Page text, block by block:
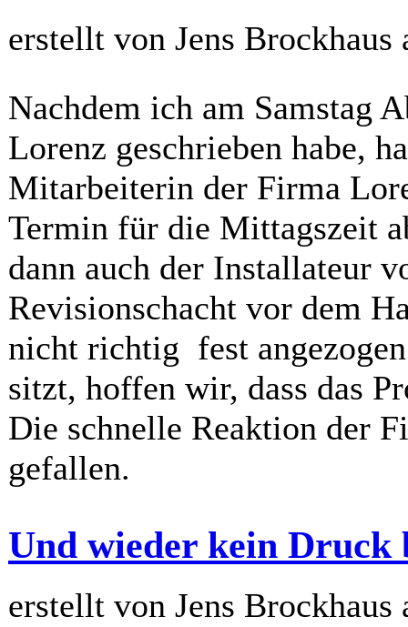
erstellt von Jens Brockhaus
Nachdem ich am Samstag
Lorenz geschrieben habe,
Mitarbeiterin der Firma
Termin für die Mittagszeit
dann auch der Installateur
Revisionschacht vor dem
nicht richtig fest
sitzt, hoffen wir, dass das
Die schnelle Reaktion der
gefallen.
Und wieder kein Druck
erstellt von Jens Brockhaus